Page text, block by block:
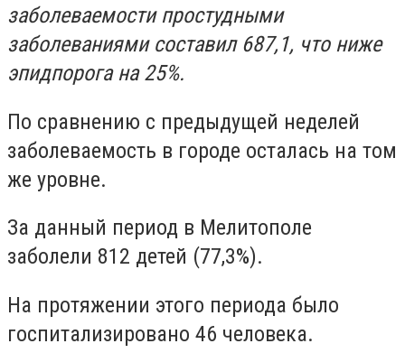
заболеваемости простудными
заболеваниями составил 687,1, что ниже
эпидпорога на 25%.
По сравнению с предыдущей неделей
заболеваемость в городе осталась на том
же уровне.
За данный период в Мелитополе
заболели 812 детей (77,3%).
На протяжении этого периода было
госпитализировано 46 человека.